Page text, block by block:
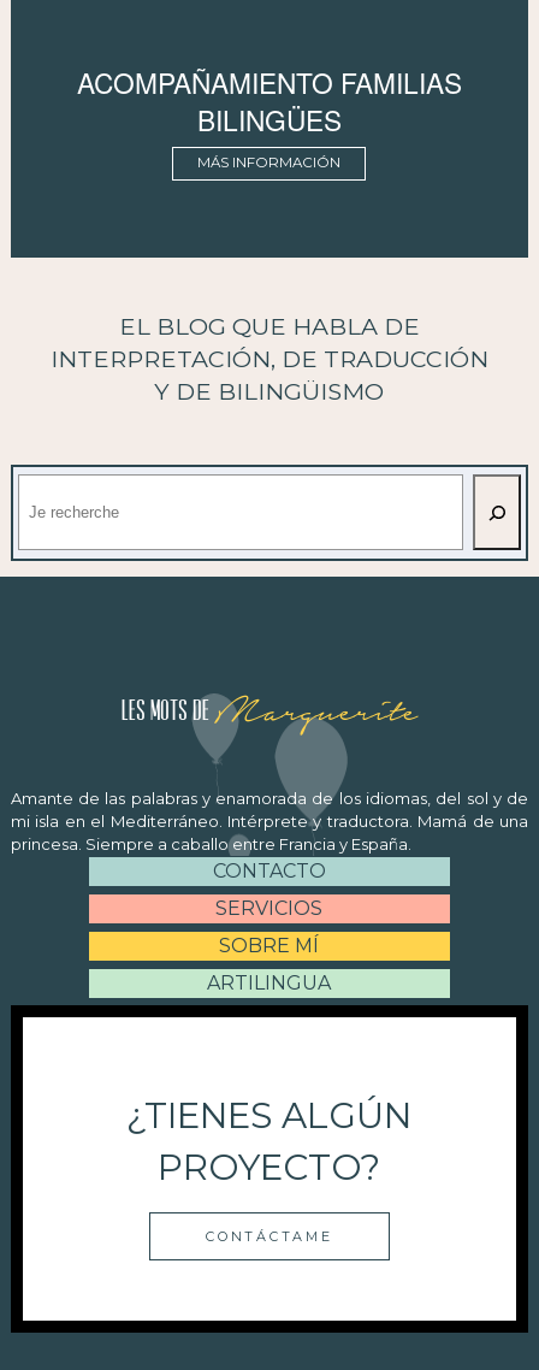
ACOMPAÑAMIENTO FAMILIAS
BILINGÜES
MÁS INFORMACIÓN
EL BLOG QUE HABLA DE
INTERPRETACIÓN, DE TRADUCCIÓN
Y DE BILINGÜISMO
Les mots de Marguerite
Amante de las palabras y enamorada de los idiomas, del sol y de
mi isla en el Mediterráneo. Intérprete y traductora. Mamá de una
princesa. Siempre a caballo entre Francia y España.
CONTACTO
SERVICIOS
SOBRE MÍ
ARTILINGUA
¿TIENES ALGÚN
PROYECTO?
CONTÁCTAME